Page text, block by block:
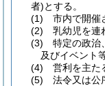
者)とする。
(1)
市内で開催
(2)
乳幼児を連
(3)
特定の政治
及びイベント
(4)
営利を主た
(5)
法令又は公